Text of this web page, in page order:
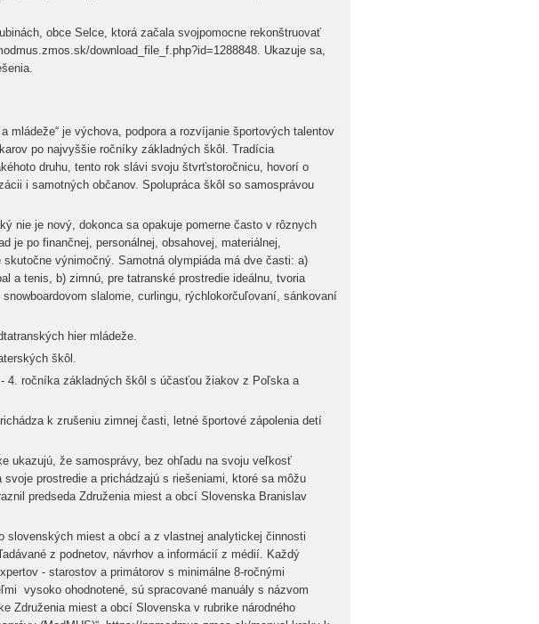
obce Selce, ktorá začala svojpomocne rekonštruovať
download_file_f.php?id=1288848. Ukazuje sa,
mládeže“ je výchova, podpora a rozvíjanie športových talentov
po najvyššie ročníky základných škôl. Tradícia
druhu, tento rok slávi svoju štvrťstoročnicu, hovorí o
i samotných občanov. Spolupráca škôl so samosprávou
nie je nový, dokonca sa opakuje pomerne často v rôznych
je po finančnej, personálnej, obsahovej, materiálnej,
výnimočný. Samotná olympiáda má dve časti: a)
a tenis, b) zimnú, pre tatranské prostredie ideálnu, tvoria
slalome, curlingu, rýchlokorčuľovaní, sánkovaní
hier mládeže.
škôl.
4. ročníka základných škôl s účasťou žiakov z Poľska a
k zrušeniu zimnej časti, letné športové zápolenia detí
ukazujú, že samosprávy, bez ohľadu na svoju veľkosť
prostredie a prichádzajú s riešeniami, ktoré sa môžu
predseda Združenia miest a obcí Slovenska Branislav
slovenských miest a obcí a z vlastnej analytickej činnosti
z podnetov, návrhov a informácií z médií. Každý
- starostov a primátorov s minimálne 8-ročnými
vysoko ohodnotené, sú spracované manuály s názvom
Združenia miest a obcí Slovenska v rubrike národného